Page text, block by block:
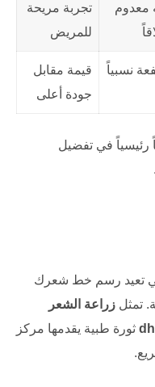
معدوم
تجربة مريحة
للمريض
نسبياً
قيمة مقابل
جودة أعلى
رئيسياً في تفضيل
.
تعيد رسم خط شعرك
تمثل زراعة الشعر
مركز